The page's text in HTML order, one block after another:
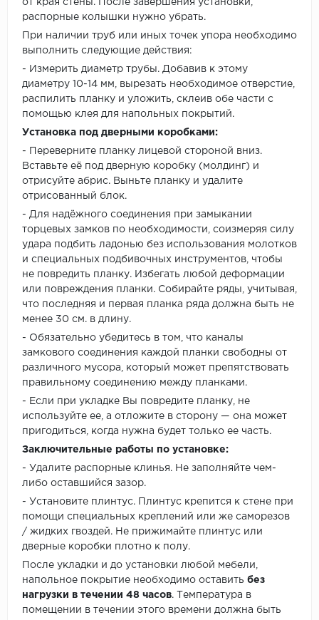
от края стены. После завершения установки,
распорные колышки нужно убрать.
При наличии труб или иных точек упора необходимо
выполнить следующие действия:
- Измерить диаметр трубы. Добавив к этому
диаметру 10-14 мм, вырезать необходимое отверстие,
распилить планку и уложить, склеив обе части с
помощью клея для напольных покрытий.
Установка под дверными коробками:
- Переверните планку лицевой стороной вниз.
Вставьте её под дверную коробку (молдинг) и
отрисуйте абрис. Выньте планку и удалите
отрисованный блок.
- Для надёжного соединения при замыкании
торцевых замков по необходимости, соизмеряя силу
удара подбить ладонью без использования молотков
и специальных подбивочных инструментов, чтобы
не повредить планку. Избегать любой деформации
или повреждения планки. Собирайте ряды, учитывая,
что последняя и первая планка ряда должна быть не
менее 30 см. в длину.
- Обязательно убедитесь в том, что каналы
замкового соединения каждой планки свободны от
различного мусора, который может препятствовать
правильному соединению между планками.
- Если при укладке Вы повредите планку, не
используйте ее, а отложите в сторону — она может
пригодиться, когда нужна будет только ее часть.
Заключительные работы по установке:
- Удалите распорные клинья. Не заполняйте чем-
либо оставшийся зазор.
- Установите плинтус. Плинтус крепится к стене при
помощи специальных креплений или же саморезов
/ жидких гвоздей. Не прижимайте плинтус или
дверные коробки плотно к полу.
После укладки и до установки любой мебели,
напольное покрытие необходимо оставить без
нагрузки в течении 48 часов. Температура в
помещении в течении этого времени должна быть